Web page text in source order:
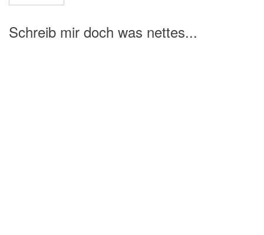
Schreib mir doch was nettes...